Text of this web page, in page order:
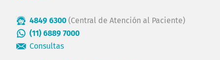
4849 6300 (Central de Atención al Paciente)
(11) 6889 7000
Consultas